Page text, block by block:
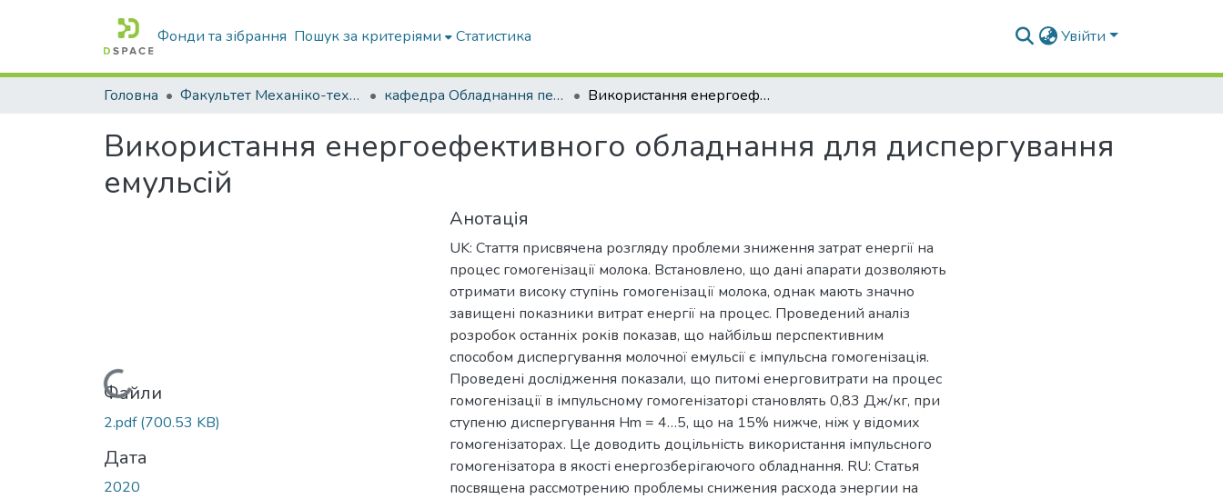
Фонди та зібрання Пошук за критеріями Статистика Увійти
Головна Факультет Механіко-технологічний кафедра Обладнання переробних і харчових виробництв ім. професора Ф.Ю. Ялпачика Використання енергоефективного обладнання для диспергування емульсій
Використання енергоефективного обладнання для диспергування
емульсій
Вантажиться...Файли
2.pdf(700.53 KB)
Дата
2020
Анотація
UK: Стаття присвячена розгляду проблеми зниження затрат енергії на
процес гомогенізації молока. Встановлено, що дані апарати дозволяють
отримати високу ступінь гомогенізації молока, однак мають значно
завищені показники витрат енергії на процес. Проведений аналіз
розробок останніх років показав, що найбільш перспективним
способом диспергування молочної емульсії є імпульсна гомогенізація.
Проведені дослідження показали, що питомі енерговитрати на процес
гомогенізації в імпульсному гомогенізаторі становлять 0,83 Дж/кг, при
ступеню диспергування Hm = 4…5, що на 15% нижче, ніж у відомих
гомогенізаторах. Це доводить доцільність використання імпульсного
гомогенізатора в якості енергозберігаючого обладнання. RU: Статья
посвящена рассмотрению проблемы снижения расхода энергии на